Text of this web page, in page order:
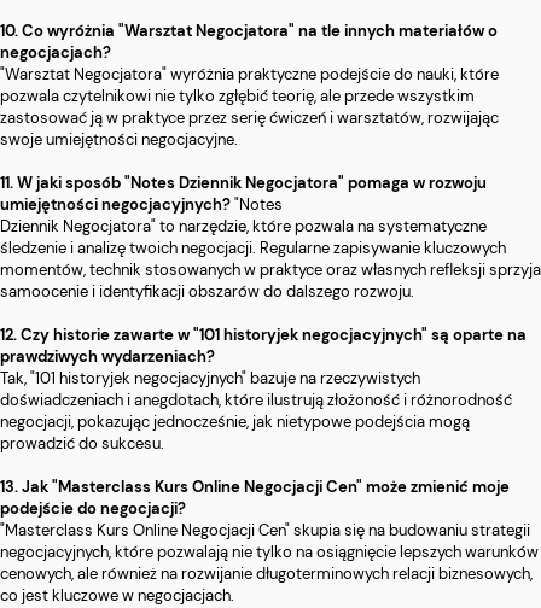
10. Co wyróżnia "Warsztat Negocjatora" na tle innych materiałów o
negocjacjach?
"Warsztat Negocjatora" wyróżnia praktyczne podejście do nauki, które
pozwala czytelnikowi nie tylko zgłębić teorię, ale przede wszystkim
zastosować ją w praktyce przez serię ćwiczeń i warsztatów, rozwijając
swoje umiejętności negocjacyjne.
11. W jaki sposób "Notes Dziennik Negocjatora" pomaga w rozwoju
umiejętności negocjacyjnych?"Notes
Dziennik Negocjatora" to narzędzie, które pozwala na systematyczne
śledzenie i analizę twoich negocjacji. Regularne zapisywanie kluczowych
momentów, technik stosowanych w praktyce oraz własnych refleksji sprzyja
samoocenie i identyfikacji obszarów do dalszego rozwoju.
12. Czy historie zawarte w "101 historyjek negocjacyjnych" są oparte na
prawdziwych wydarzeniach?
Tak, "101 historyjek negocjacyjnych" bazuje na rzeczywistych
doświadczeniach i anegdotach, które ilustrują złożoność i różnorodność
negocjacji, pokazując jednocześnie, jak nietypowe podejścia mogą
prowadzić do sukcesu.
13. Jak "Masterclass Kurs Online Negocjacji Cen" może zmienić moje
podejście do negocjacji?
"Masterclass Kurs Online Negocjacji Cen" skupia się na budowaniu strategii
negocjacyjnych, które pozwalają nie tylko na osiągnięcie lepszych warunków
cenowych, ale również na rozwijanie długoterminowych relacji biznesowych,
co jest kluczowe w negocjacjach.